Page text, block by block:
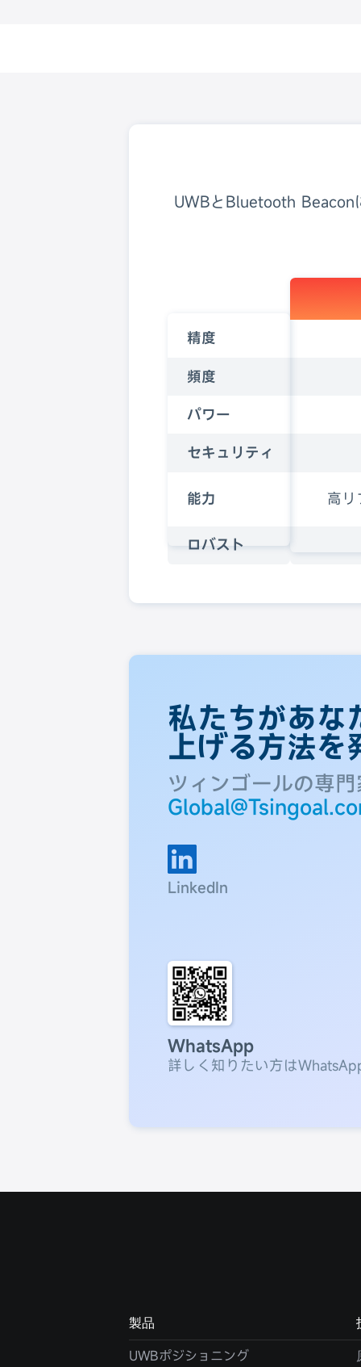
UWBとBluetooth Beacon
精度
頻度
パワー
セキュリティ
能力 高リ
ロバスト
私たちがあな
上げる方法を
ツィンゴールの専
LinkedIn
WhatsApp
詳しく知りたい方は
製品
UWBポジショニング